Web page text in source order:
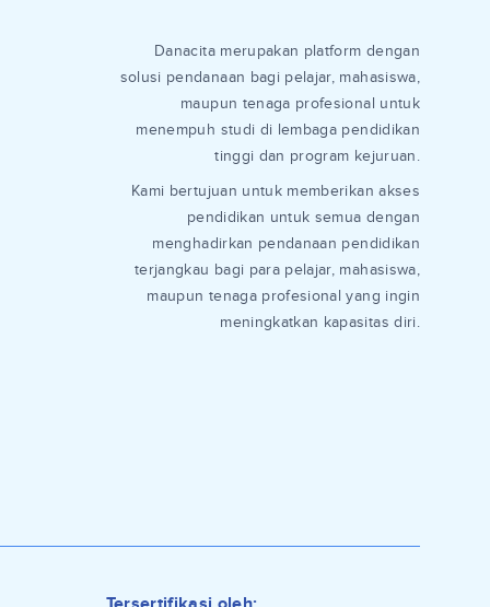
Danacita merupakan platform dengan
solusi pendanaan bagi pelajar, mahasiswa,
maupun tenaga profesional untuk
menempuh studi di lembaga pendidikan
tinggi dan program kejuruan.
Kami bertujuan untuk memberikan akses
pendidikan untuk semua dengan
menghadirkan pendanaan pendidikan
terjangkau bagi para pelajar, mahasiswa,
maupun tenaga profesional yang ingin
meningkatkan kapasitas diri.